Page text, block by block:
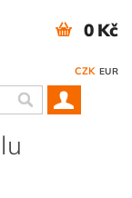
CZK EUR
0 Kč